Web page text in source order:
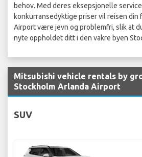
behov. Med deres eksepsjonelle
konkurransedyktige priser vil reisen din
Airport være jevn og problemfri, slik at
nyte oppholdet ditt i den vakre byen
Mitsubishi vehicle rentals by
Stockholm Arlanda Airport
SUV